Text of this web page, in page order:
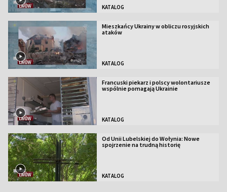
KATALOG
Mieszkańcy Ukrainy w obliczu rosyjskich
ataków
KATALOG
Francuski piekarz i polscy wolontariusze
wspólnie pomagają Ukrainie
KATALOG
Od Unii Lubelskiej do Wołynia: Nowe
spojrzenie na trudną historię
KATALOG